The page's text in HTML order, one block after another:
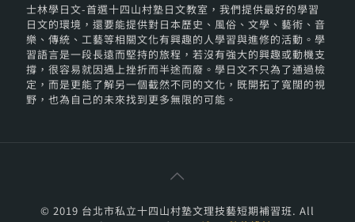
士林學日文-首選十四山村塾日文教室，我們提供最好的學習
日文的環境，還要能提供對日本歷史、風俗、文學、藝術、音
樂、傳統、工藝等相關文化有興趣的人學習與進修的活動。學
習語言是一段長遠而堅持的旅程，若沒有強大的興趣或動機支
撐，很容易就因遇上挫折而半途而廢。學日文不只為了通過檢
定，而是更能了解另一個截然不同的文化，既開拓了寬闊的視
野，也為自己的未來找到更多無限的可能。
© 2019 台北市私立十四山村塾文理技藝短期補習班. All